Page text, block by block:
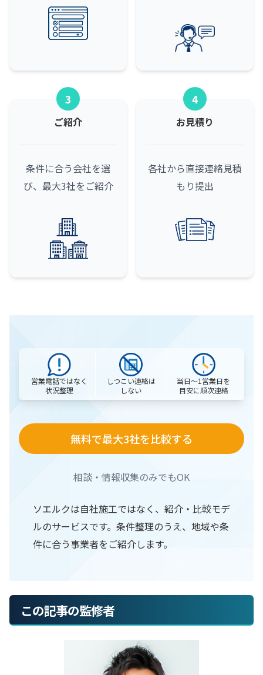
3
ご紹介
条件に合う会社を選
び、最大3社をご紹介
4
お見積り
各社から直接連絡見積
もり提出
営業電話ではなく
状況整理
しつこい連絡は
しない
当日〜1営業日を
目安に順次連絡
無料で最大3社を比較する
相談・情報収集のみでもOK
ソエルクは自社施工ではなく、紹介・比較モデ
ルのサービスです。条件整理のうえ、地域や条
件に合う事業者をご紹介します。
この記事の監修者